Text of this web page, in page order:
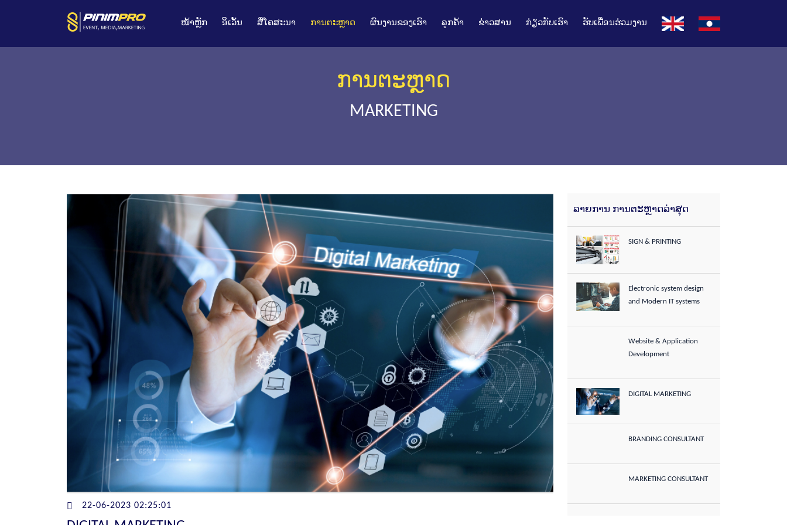
ໜ້າຫຼັກ ອິເວັ້ນ ສື່ໂຄສະນາ ການຕະຫຼາດ ຜົນງານຂອງເຮົາ ລູກຄ້າ ຂ່າວສານ ກ່ຽວກັບເຮົາ ຮັບເພື່ອນຮ່ວມງານ
ການຕະຫຼາດ
MARKETING
22-06-2023 02:25:01
ລາຍການ ການຕະຫຼາດລ່າສຸດ
SIGN & PRINTING
Electronic system design
and Modern IT systems
Website & Application
Development
DIGITAL MARKETING
BRANDING CONSULTANT
MARKETING CONSULTANT